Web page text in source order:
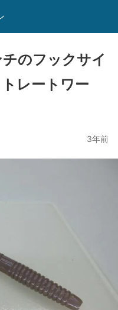
のフックサイ
レートワー
3年前